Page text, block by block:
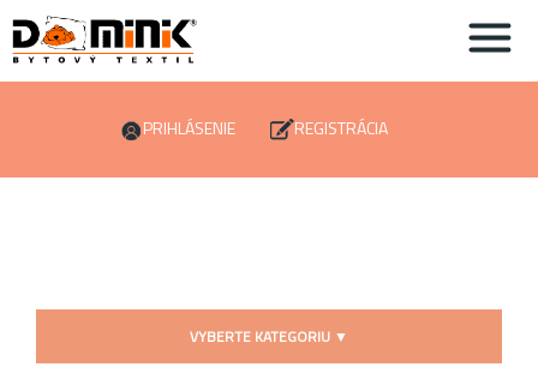
PRIHLÁSENIE REGISTRÁCIA
VYBERTE KATEGORIU ▼